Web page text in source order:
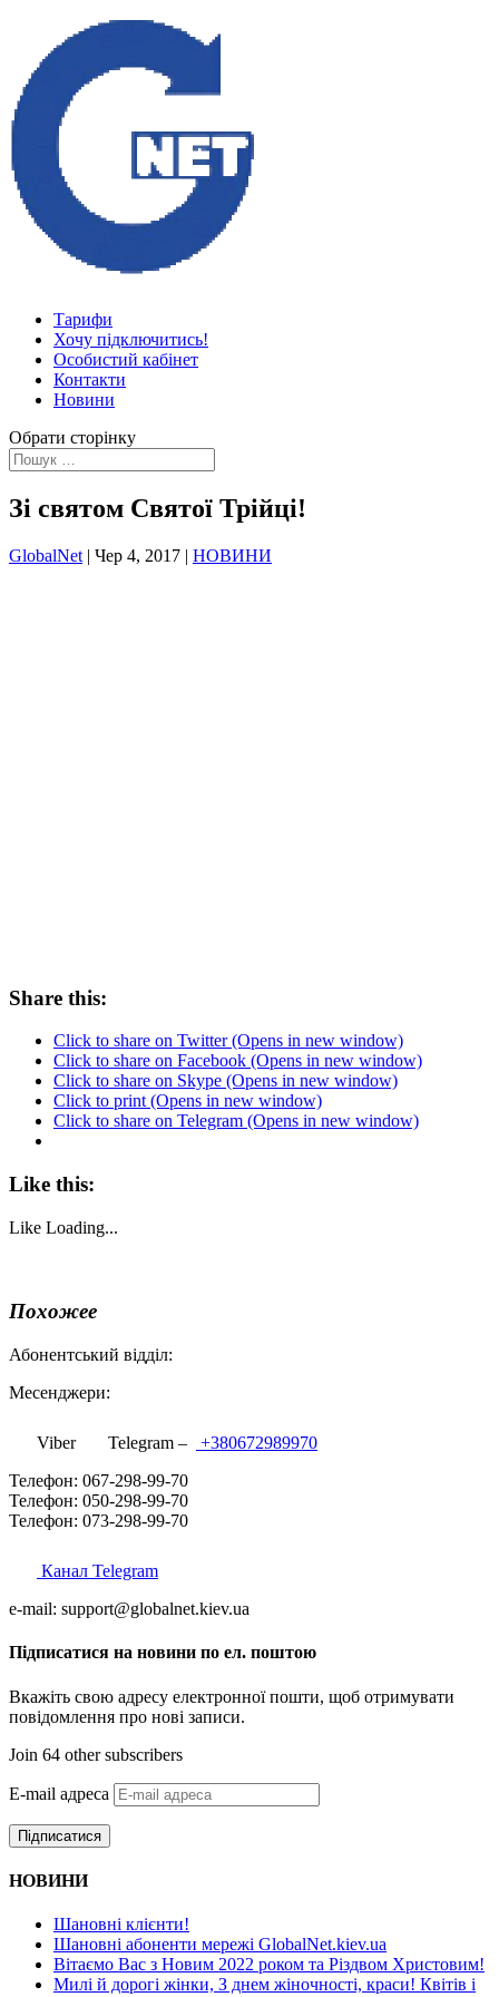
Тарифи
Хочу підключитись!
Особистий кабінет
Контакти
Новини
Обрати сторінку
Зі святом Святої Трійці!
GlobalNet | Чер 4, 2017 | НОВИНИ
Share this:
Click to share on Twitter (Opens in new window)
Click to share on Facebook (Opens in new window)
Click to share on Skype (Opens in new window)
Click to print (Opens in new window)
Click to share on Telegram (Opens in new window)
Like this:
Like Loading...
Похожее
Абонентський відділ:
Месенджери:
Viber Telegram –
+380672989970
Телефон: 067-298-99-70
Телефон: 050-298-99-70
Телефон: 073-298-99-70
Канал Telegram
e-mail: support@globalnet.kiev.ua
Підписатися на новини по ел. поштою
Вкажіть свою адресу електронної пошти, щоб отримувати
повідомлення про нові записи.
Join 64 other subscribers
E-mail адреса
Підписатися
НОВИНИ
Шановні клієнти!
Шановні абоненти мережі GlobalNet.kiev.ua
Вітаємо Вас з Новим 2022 роком та Різдвом Христовим!
Милі й дорогі жінки, З днем жіночності, краси! Квітів і